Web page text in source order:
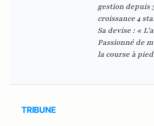
gestion depuis
croissance 4
Sa devise : «
Passionné de
la course à
TRIBUNE